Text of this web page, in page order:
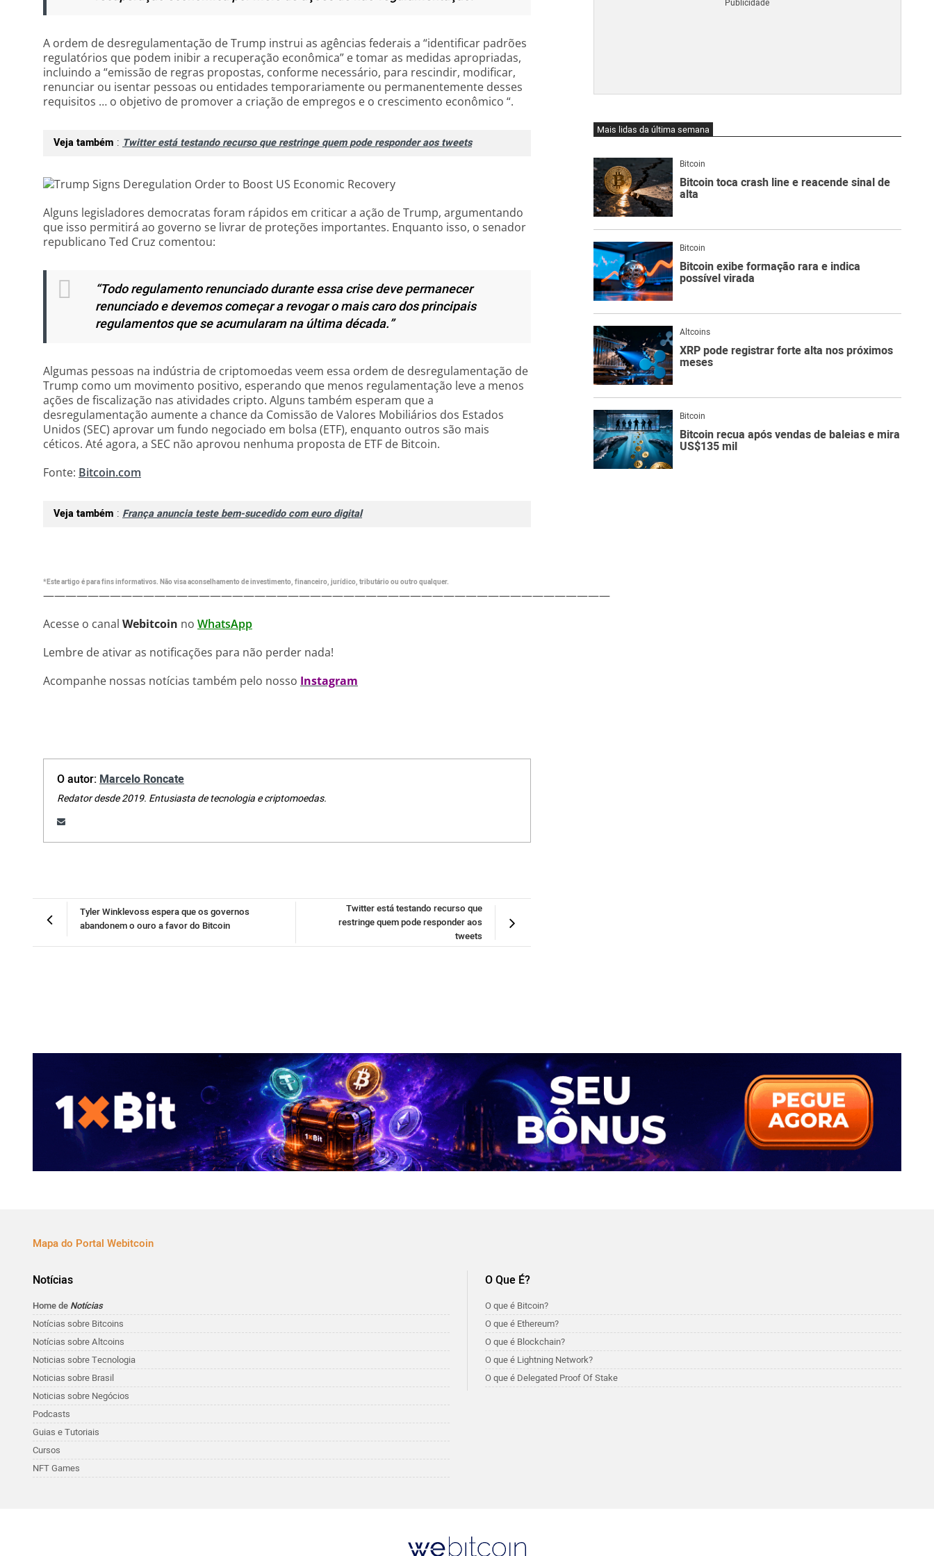
A ordem de desregulamentação de Trump instrui as agências federais a “identificar padrões
regulatórios que podem inibir a recuperação econômica” e tomar as medidas apropriadas,
incluindo a “emissão de regras propostas, conforme necessário, para rescindir, modificar,
renunciar ou isentar pessoas ou entidades temporariamente ou permanentemente desses
requisitos … o objetivo de promover a criação de empregos e o crescimento econômico “.
Veja também : Twitter está testando recurso que restringe quem pode responder aos tweets
Alguns legisladores democratas foram rápidos em criticar a ação de Trump, argumentando
que isso permitirá ao governo se livrar de proteções importantes. Enquanto isso, o senador
republicano Ted Cruz comentou:
“Todo regulamento renunciado durante essa crise deve permanecer
renunciado e devemos começar a revogar o mais caro dos principais
regulamentos que se acumularam na última década.”
Algumas pessoas na indústria de criptomoedas veem essa ordem de desregulamentação de
Trump como um movimento positivo, esperando que menos regulamentação leve a menos
ações de fiscalização nas atividades cripto. Alguns também esperam que a
desregulamentação aumente a chance da Comissão de Valores Mobiliários dos Estados
Unidos (SEC) aprovar um fundo negociado em bolsa (ETF), enquanto outros são mais
céticos. Até agora, a SEC não aprovou nenhuma proposta de ETF de Bitcoin.
Fonte: Bitcoin.com
Veja também : França anuncia teste bem-sucedido com euro digital
*Este artigo é para fins informativos. Não visa aconselhamento de investimento, financeiro, jurídico, tributário ou outro qualquer.
———————————————————————————————————————————————————
Acesse o canal Webitcoin no WhatsApp
Lembre de ativar as notificações para não perder nada!
Acompanhe nossas notícias também pelo nosso Instagram
O autor:Marcelo Roncate
Redator desde 2019. Entusiasta de tecnologia e criptomoedas.
Twitter está testando recurso que
restringe quem pode responder aos
tweets
Tyler Winklevoss espera que os governos
abandonem o ouro a favor do Bitcoin
Mais lidas da última semana
Bitcoin
Bitcoin toca crash line e reacende sinal de
alta
Bitcoin
Bitcoin exibe formação rara e indica
possível virada
Altcoins
XRP pode registrar forte alta nos próximos
meses
Bitcoin
Bitcoin recua após vendas de baleias e mira
US$135 mil
Mapa do Portal Webitcoin
Notícias
Home de Notícias
Notícias sobre Bitcoins
Notícias sobre Altcoins
Noticias sobre Tecnologia
Noticias sobre Brasil
Noticias sobre Negócios
Podcasts
Guias e Tutoriais
Cursos
NFT Games
O Que É?
O que é Bitcoin?
O que é Ethereum?
O que é Blockchain?
O que é Lightning Network?
O que é Delegated Proof Of Stake